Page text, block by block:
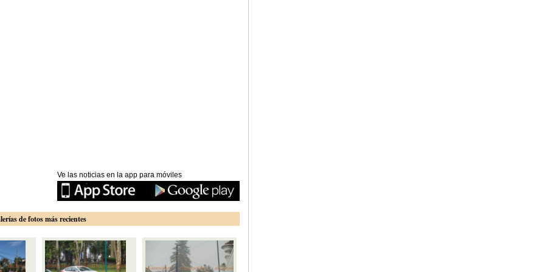
Ve las noticias en la app para móviles
de fotos más recientes